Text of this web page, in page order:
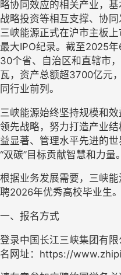
略协同效应的相关产业，
战略投资等相互支撑、协同
三峡能源正式在沪市主板
最大IPO纪录。截至2025
30个省、自治区和直辖市
瓦，资产总额超3700亿元
同行业前列。
三峡能源始终坚持规模和
领先战略，努力打造产业
益显著、管理水平先进的
“双碳” 目标贡献智慧和力量。
根据业务发展需要，三峡
聘2026年优秀高校毕业生。
一、 报名方式
登录中国长江三峡集团有
名网址： https://